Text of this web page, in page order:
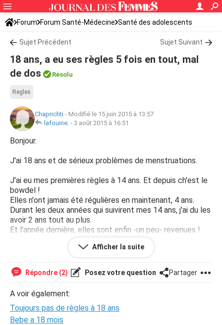
Forum Forum Santé-Médecine Santé des adolescents
Sujet Précédent Sujet Suivant
18 ans, a eu ses règles 5 fois en tout, mal
de dos
Résolu
Regles
Chaprichti - Modifié le 15 juin 2015 à 13:57
lafouine. - 3 août 2015 à 16:51
Bonjour.
J'ai 18 ans et de sérieux problèmes de menstruations.
J'ai eu mes premières règles à 14 ans. Et depuis ch'est le
bowdel !
Elles n'ont jamais été régulières en maintenant, 4 ans.
Durant les deux années qui suivirent mes 14 ans, j'ai du les
avoir 2 ans tout au plus.
Et l'année dernière, elles sont enfin -un peu- revenues !
Mais avec 1 puis 2 puis 3 semaines d'avance, ne durant
qu'un ou deux jours et quasi inexistante, SAUF UNE FOIS,
donc à peu près 3 fois en un an.
Et cette année, je les attend, vainement. Je les ai eues
une seule fois il y a un mois .
Et depuis 2 jours, j'ai très mal au bas du dos, mais toujours
pas de règles (alors que j'aurai du les avoir il y a une
semaine.)
Afficher la suite
Répondre (2) Posez votre question Partager
A voir également:
Toujours pas de règles à 18 ans
Bebe a 18 mois